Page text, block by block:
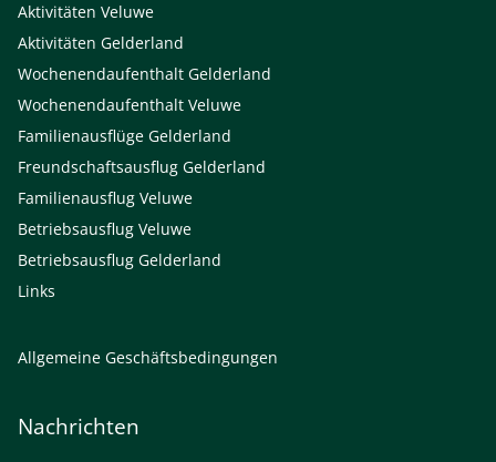
Aktivitäten Veluwe
Aktivitäten Gelderland
Wochenendaufenthalt Gelderland
Wochenendaufenthalt Veluwe
Familienausflüge Gelderland
Freundschaftsausflug Gelderland
Familienausflug Veluwe
Betriebsausflug Veluwe
Betriebsausflug Gelderland
Links
Allgemeine Geschäftsbedingungen
Nachrichten